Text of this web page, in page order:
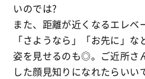
いのでは?
また、距離が近くなるエレベ
「さようなら」「お先に」
姿を見せるのも◎。ご近所さ
した顔見知りになれたらいい